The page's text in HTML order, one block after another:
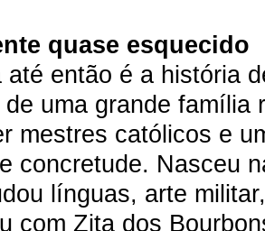
quase esquecido
até então é a história
uma grande família
mestres católicos e
concretude. Nasceu
línguas, arte
com Zita dos